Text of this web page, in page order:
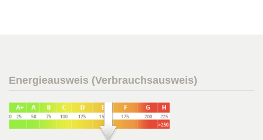
Energieausweis (Verbrauchsausweis)